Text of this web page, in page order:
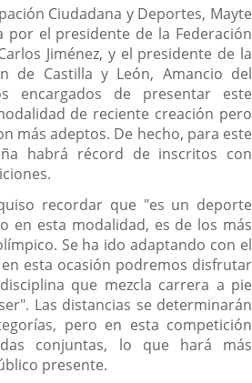
Ciudadana y Deportes, Mayte
por el presidente de la Federación
Jiménez, y el presidente de la
de Castilla y León, Amancio del
encargados de presentar este
de reciente creación pero
más adeptos. De hecho, para este
habrá récord de inscritos con
recordar que "es un deporte
en esta modalidad, es de los más
Se ha ido adaptando con el
esta ocasión podremos disfrutar
que mezcla carrera a pie
Las distancias se determinarán
pero en esta competición
conjuntas, lo que hará más
presente.